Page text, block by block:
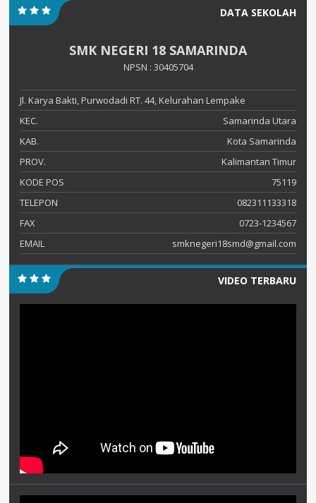
DATA SEKOLAH
SMK NEGERI 18 SAMARINDA
NPSN : 30405704
Jl. Karya Bakti, Purwodadi RT. 44, Kelurahan Lempake
KEC.
Samarinda Utara
KAB.
Kota Samarinda
PROV.
Kalimantan Timur
KODE POS
75119
TELEPON
082311133318
FAX
0723-1234567
EMAIL
smknegeri18smd@gmail.com
VIDEO TERBARU